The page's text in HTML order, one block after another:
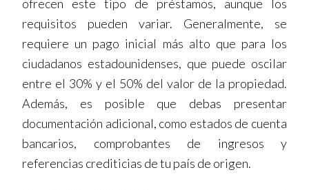
ofrecen este tipo de préstamos, aunque los
requisitos pueden variar. Generalmente, se
requiere un pago inicial más alto que para los
ciudadanos estadounidenses, que puede oscilar
entre el 30% y el 50% del valor de la propiedad.
Además, es posible que debas presentar
documentación adicional, como estados de cuenta
bancarios, comprobantes de ingresos y
referencias crediticias de tu país de origen.